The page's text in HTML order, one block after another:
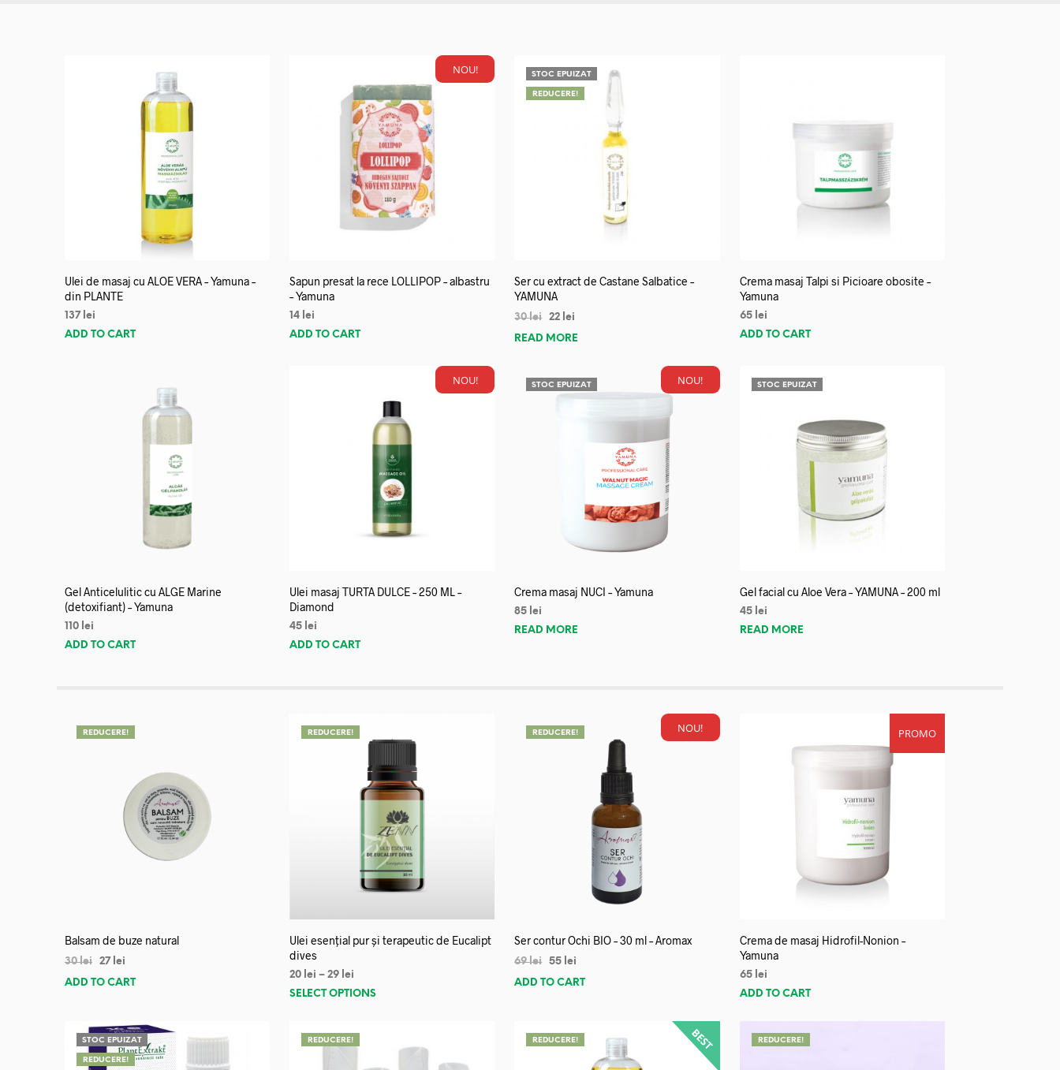
Ulei de masaj cu ALOE VERA – Yamuna –
din PLANTE
137 lei
ADD TO CART
NOU!
Sapun presat la rece LOLLIPOP – albastru
– Yamuna
14 lei
ADD TO CART
STOC EPUIZAT
REDUCERE!
Ser cu extract de Castane Salbatice –
YAMUNA
30lei 22 lei
READ MORE
Crema masaj Talpi si Picioare obosite –
Yamuna
65 lei
ADD TO CART
Gel Anticelulitic cu ALGE Marine
(detoxifiant) – Yamuna
110 lei
ADD TO CART
NOU!
Ulei masaj TURTA DULCE – 250 ML –
Diamond
45 lei
ADD TO CART
NOU!
STOC EPUIZAT
Crema masaj NUCI – Yamuna
85 lei
READ MORE
STOC EPUIZAT
Gel facial cu Aloe Vera – YAMUNA – 200 ml
45 lei
READ MORE
REDUCERE!
Balsam de buze natural
30lei 27 lei
ADD TO CART
REDUCERE!
Ulei esențial pur și terapeutic de Eucalipt
dives
20 lei –29 lei
SELECT OPTIONS
NOU!
REDUCERE!
Ser contur Ochi BIO – 30 ml – Aromax
69lei 55 lei
ADD TO CART
PROMO
Crema de masaj Hidrofil-Nonion –
Yamuna
65 lei
ADD TO CART
STOC EPUIZAT
REDUCERE!
REDUCERE! REDUCERE! REDUCERE!